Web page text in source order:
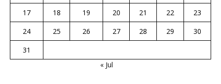
17
18 19 20 21 22
23
24
25 26 27 28 29
30
31
« Jul